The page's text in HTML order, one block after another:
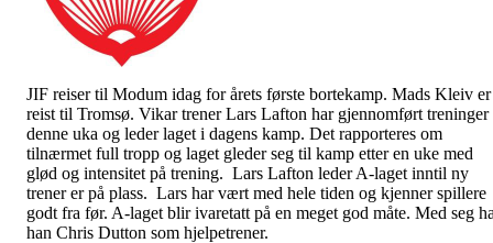
JIF reiser til Modum idag for årets første bortekamp. Mads Kleiv er
reist til Tromsø. Vikar trener Lars Lafton har gjennomført treninger
denne uka og leder laget i dagens kamp. Det rapporteres om
tilnærmet full tropp og laget gleder seg til kamp etter en uke med
glød og intensitet på trening. Lars Lafton leder A-laget inntil ny
trener er på plass. Lars har vært med hele tiden og kjenner spillere
godt fra før. A-laget blir ivaretatt på en meget god måte. Med seg
han Chris Dutton som hjelpetrener.